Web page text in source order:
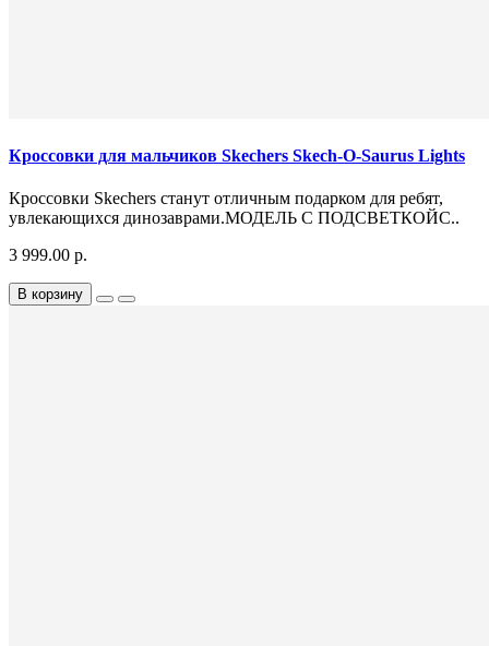
Кроссовки для мальчиков Skechers Skech-O-Saurus Lights
Кроссовки Skechers станут отличным подарком для ребят,
увлекающихся динозаврами.МОДЕЛЬ С ПОДСВЕТКОЙС..
3 999.00 р.
В корзину